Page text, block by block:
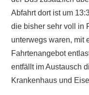
Abfahrt dort ist um
die bisher sehr voll in
unterwegs waren, mit
Fahrtenangebot
entfällt im Austausch
Krankenhaus und